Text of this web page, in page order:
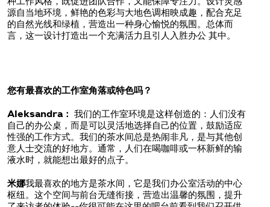
源自当地环境，鲜艳的色彩与大地色调相映成趣，配合充足
的自然光线和绿植，营造出一种身心愉悦的氛围。总体而
言，这一设计打造出一个充满活力且引人入胜办公 其中。
您有最喜欢的工作室角落或特色吗？
Aleksandra： 我们的工作室环境是这样创造的：人们没有
自己的办公桌，而是可以灵活地选择自己的位置，鼓励适应
性强的工作方式。我们的茶水间总是热闹非凡，是与其他创
意人士交流的好地方。通常，人们在喝咖啡或一杯新鲜的输
液水时，就能想出最好的点子。
米娜我最喜欢的地方是茶水间，它是我们办公室活动的中心
枢纽。这个空间与前台无缝衔接，营造出温馨的氛围，提升